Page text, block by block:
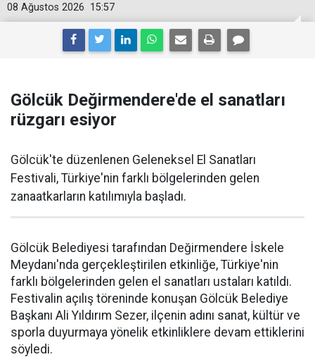
15:57
08 Ağustos 2026
Gölcük Değirmendere'de el sanatları
rüzgarı esiyor
Gölcük'te düzenlenen Geleneksel El Sanatları
Festivali, Türkiye'nin farklı bölgelerinden gelen
zanaatkarların katılımıyla başladı.
Gölcük Belediyesi tarafından Değirmendere İskele
Meydanı'nda gerçekleştirilen etkinliğe, Türkiye'nin
farklı bölgelerinden gelen el sanatları ustaları katıldı.
Festivalin açılış töreninde konuşan Gölcük Belediye
Başkanı Ali Yıldırım Sezer, ilçenin adını sanat, kültür ve
sporla duyurmaya yönelik etkinliklere devam ettiklerini
söyledi.